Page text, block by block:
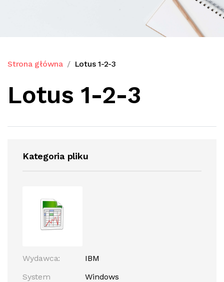
Strona główna Lotus 1-2-3
Lotus 1-2-3
Kategoria pliku
Wydawca:
IBM
System
Windows